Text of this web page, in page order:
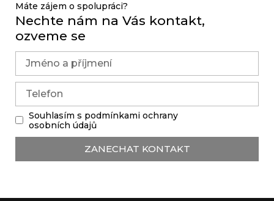
Máte zájem o spolupráci?
Nechte nám na Vás kontakt,
ozveme se
Souhlasím s podmínkami ochrany
osobních údajů
ZANECHAT KONTAKT